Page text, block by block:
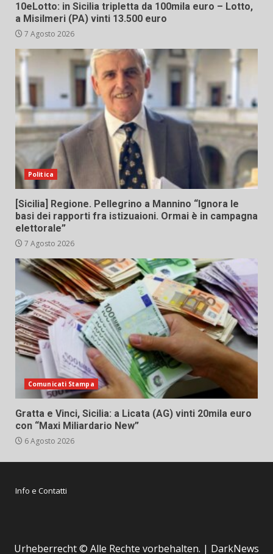
10eLotto: in Sicilia tripletta da 100mila euro – Lotto,
a Misilmeri (PA) vinti 13.500 euro
7 Agosto 2026
Politica
[Sicilia] Regione. Pellegrino a Mannino “Ignora le
basi dei rapporti fra istizuaioni. Ormai è in campagna
elettorale”
7 Agosto 2026
Comunicati Stampa
Gratta e Vinci, Sicilia: a Licata (AG) vinti 20mila euro
con “Maxi Miliardario New”
6 Agosto 2026
Info e Contatti
Urheberrecht © Alle Rechte vorbehalten. | DarkNews